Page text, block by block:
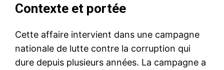
Contexte et portée
Cette affaire intervient dans une campagne
nationale de lutte contre la corruption qui
dure depuis plusieurs années. La campagne a